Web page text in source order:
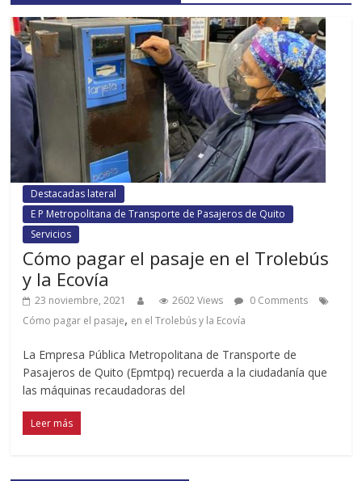
Destacadas lateral
E P Metropolitana de Transporte de Pasajeros de Quito
Servicios
Cómo pagar el pasaje en el Trolebús
y la Ecovía
23 noviembre, 2021 2602 Views
0 Comments
Cómo pagar el pasaje, en el Trolebús y la Ecovía
La Empresa Pública Metropolitana de Transporte de
Pasajeros de Quito (Epmtpq) recuerda a la ciudadanía que
las máquinas recaudadoras del
Leer más